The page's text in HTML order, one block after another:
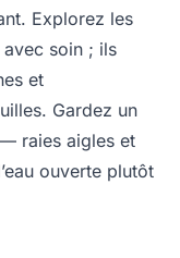
Explorez les
soin ; ils
et
Gardez un
raies aigles et
ouverte plutôt